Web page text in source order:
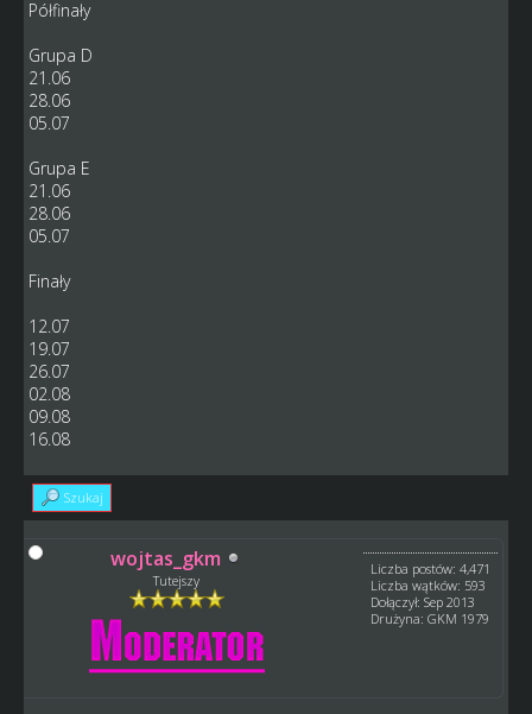
Półfinały
Grupa D
21.06
28.06
05.07
Grupa E
21.06
28.06
05.07
Finały
12.07
19.07
26.07
02.08
09.08
16.08
Szukaj
wojtas_gkm
Tutejszy
Liczba postów: 4,471
Liczba wątków: 593
Dołączył: Sep 2013
Drużyna: GKM 1979